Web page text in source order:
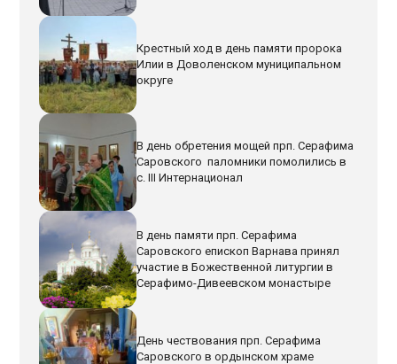
Крестный ход в день памяти пророка
Илии в Доволенском муниципальном
округе
В день обретения мощей прп. Серафима
Саровского паломники помолились в
с. III Интернационал
В день памяти прп. Серафима
Саровского епископ Варнава принял
участие в Божественной литургии в
Серафимо-Дивеевском монастыре
День чествования прп. Серафима
Саровского в ордынском храме